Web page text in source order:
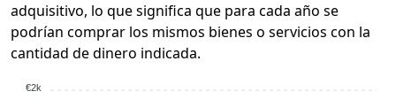
adquisitivo, lo que significa que para cada año se
podrían comprar los mismos bienes o servicios con la
cantidad de dinero indicada.
€2k